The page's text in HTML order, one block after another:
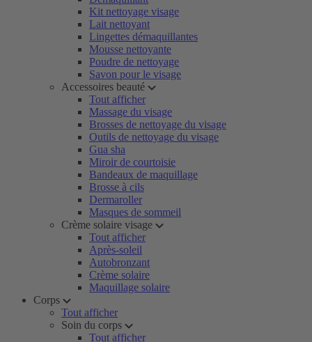
Kit nettoyage visage
Lait nettoyant
Lingettes démaquillantes
Mousse nettoyante
Poudre de nettoyage
Savon pour le visage
Accessoires beauté
Tout afficher
Massage du visage
Brosses de nettoyage du visage
Outils de nettoyage du visage
Gua sha
Miroir de courtoisie
Bandeaux de maquillage
Brosse à cils
Dermaroller
Masques de sommeil
Crème solaire visage
Tout afficher
Après-soleil
Autobronzant
Crème solaire
Maquillage solaire
Corps
Tout afficher
Soin du corps
Tout afficher